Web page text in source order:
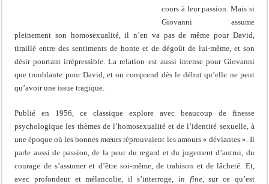
cours à leur passion. Mais si
Giovanni assume
pleinement son homosexualité, il n’en va pas de même pour David,
tiraillé entre des sentiments de honte et de dégoût de lui-même, et son
désir pourtant irrépressible. La relation est aussi intense pour Giovanni
que troublante pour David, et on comprend dès le début qu’elle ne peut
qu’avoir une issue tragique.
Publié en 1956, ce classique explore avec beaucoup de finesse
psychologique les thèmes de l’homosexualité et de l’identité sexuelle, à
une époque où les bonnes mœurs réprouvaient les amours « déviantes ». Il
parle aussi de passion, de la peur du regard et du jugement d’autrui, du
courage de s’assumer et d’être soi-même, de trahison et de lâcheté. Et,
avec profondeur et mélancolie, il s’interroge,in fine, sur ce qu’est